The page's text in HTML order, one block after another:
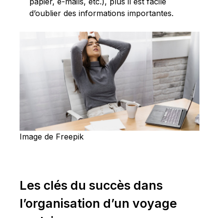
d’oublier des informations importantes.
Image de Freepik
Les clés du succès dans
l’organisation d’un voyage